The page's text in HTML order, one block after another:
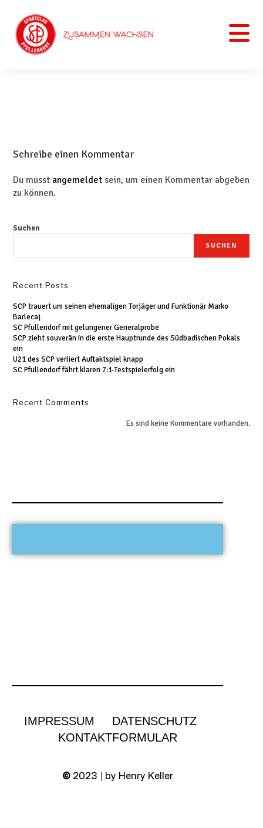
Schreibe einen Kommentar
Du musst angemeldet sein, um einen Kommentar abgeben
zu können.
Suchen
SUCHEN
Recent Posts
SCP trauert um seinen ehemaligen Torjäger und Funktionär Marko
Barlecaj
SC Pfullendorf mit gelungener Generalprobe
SCP zieht souverän in die erste Hauptrunde des Südbadischen Pokals
ein
U21 des SCP verliert Auftaktspiel knapp
SC Pfullendorf fährt klaren 7:1-Testspielerfolg ein
Recent Comments
Es sind keine Kommentare vorhanden.
IMPRESSUM
DATENSCHUTZ
KONTAKTFORMULAR
©2023 | by Henry Keller